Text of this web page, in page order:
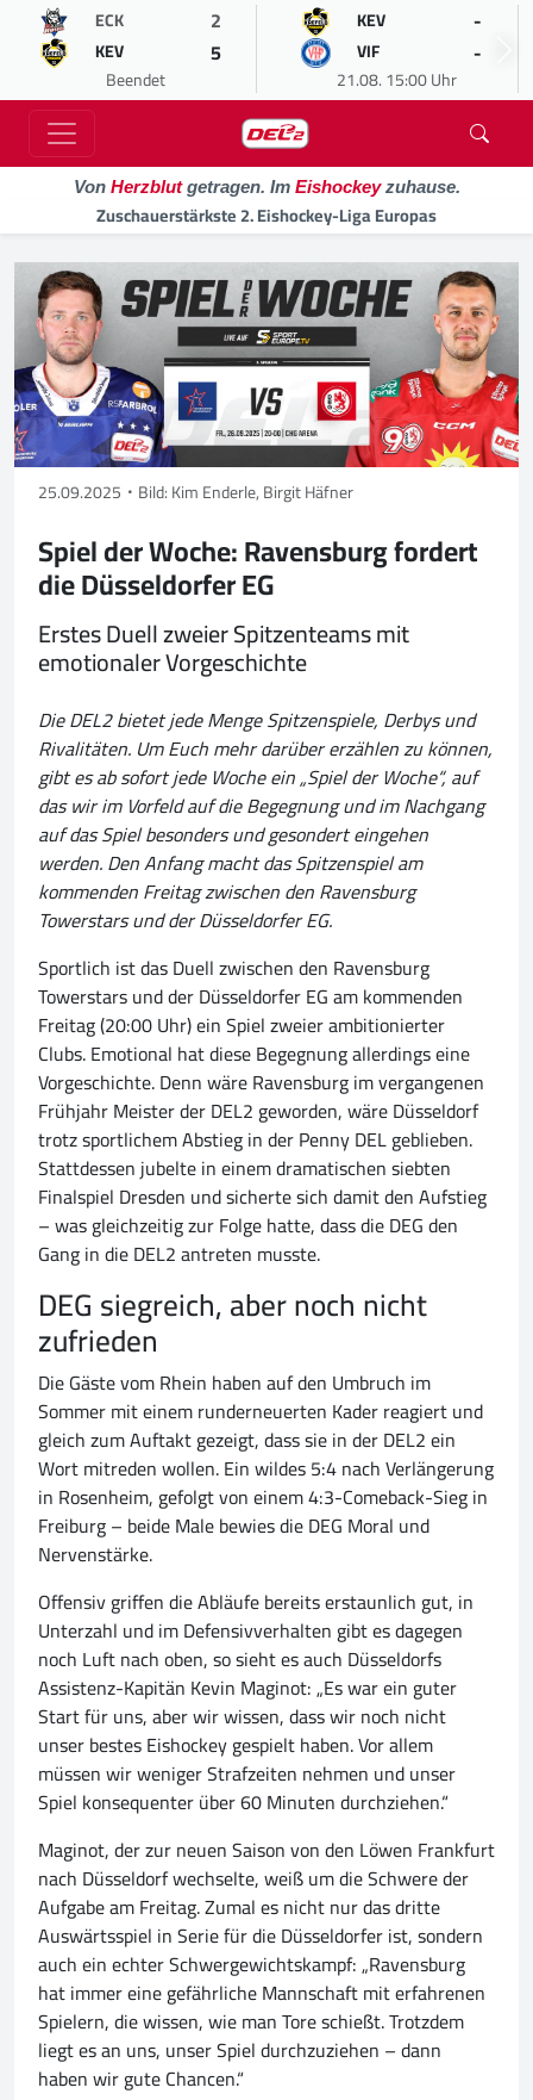
ECK 2
KEV 5
Beendet
KEV -
VIF -
21.08. 15:00 Uhr
Von Herzblutgetragen. Im Eishockeyzuhause.
Zuschauerstärkste 2. Eishockey-Liga Europas
25.09.2025 Bild: Kim Enderle, Birgit Häfner
Spiel der Woche: Ravensburg fordert
die Düsseldorfer EG
Erstes Duell zweier Spitzenteams mit
emotionaler Vorgeschichte
Die DEL2 bietet jede Menge Spitzenspiele, Derbys und
Rivalitäten. Um Euch mehr darüber erzählen zu können,
gibt es ab sofort jede Woche ein „Spiel der Woche“, auf
das wir im Vorfeld auf die Begegnung und im Nachgang
auf das Spiel besonders und gesondert eingehen
werden. Den Anfang macht das Spitzenspiel am
kommenden Freitag zwischen den Ravensburg
Towerstars und der Düsseldorfer EG.
Sportlich ist das Duell zwischen den Ravensburg
Towerstars und der Düsseldorfer EG am kommenden
Freitag (20:00 Uhr) ein Spiel zweier ambitionierter
Clubs. Emotional hat diese Begegnung allerdings eine
Vorgeschichte. Denn wäre Ravensburg im vergangenen
Frühjahr Meister der DEL2 geworden, wäre Düsseldorf
trotz sportlichem Abstieg in der Penny DEL geblieben.
Stattdessen jubelte in einem dramatischen siebten
Finalspiel Dresden und sicherte sich damit den Aufstieg
– was gleichzeitig zur Folge hatte, dass die DEG den
Gang in die DEL2 antreten musste.
DEG siegreich, aber noch nicht
zufrieden
Die Gäste vom Rhein haben auf den Umbruch im
Sommer mit einem runderneuerten Kader reagiert und
gleich zum Auftakt gezeigt, dass sie in der DEL2 ein
Wort mitreden wollen. Ein wildes 5:4 nach Verlängerung
in Rosenheim, gefolgt von einem 4:3-Comeback-Sieg in
Freiburg – beide Male bewies die DEG Moral und
Nervenstärke.
Offensiv griffen die Abläufe bereits erstaunlich gut, in
Unterzahl und im Defensivverhalten gibt es dagegen
noch Luft nach oben, so sieht es auch Düsseldorfs
Assistenz-Kapitän Kevin Maginot: „Es war ein guter
Start für uns, aber wir wissen, dass wir noch nicht
unser bestes Eishockey gespielt haben. Vor allem
müssen wir weniger Strafzeiten nehmen und unser
Spiel konsequenter über 60 Minuten durchziehen.“
Maginot, der zur neuen Saison von den Löwen Frankfurt
nach Düsseldorf wechselte, weiß um die Schwere der
Aufgabe am Freitag. Zumal es nicht nur das dritte
Auswärtsspiel in Serie für die Düsseldorfer ist, sondern
auch ein echter Schwergewichtskampf: „Ravensburg
hat immer eine gefährliche Mannschaft mit erfahrenen
Spielern, die wissen, wie man Tore schießt. Trotzdem
liegt es an uns, unser Spiel durchzuziehen – dann
haben wir gute Chancen.“